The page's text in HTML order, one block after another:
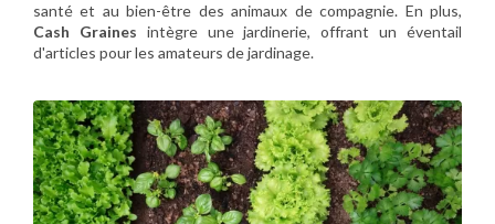
santé et au bien-être des animaux de compagnie. En plus,
Cash Graines intègre une jardinerie, offrant un éventail
d'articles pour les amateurs de jardinage.